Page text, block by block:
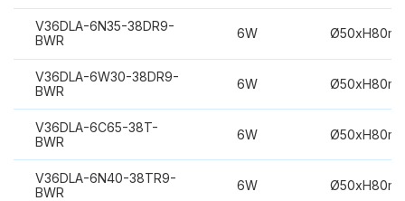
V36DLA-6N35-38DR9-
BWR
6W
V36DLA-6W30-38DR9-
BWR
6W
V36DLA-6C65-38T-
BWR
6W
V36DLA-6N40-38TR9-
BWR
6W